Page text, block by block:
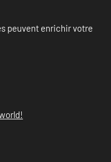
peuvent enrichir votre